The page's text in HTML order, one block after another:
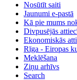
Nosūtīt saiti
Jaunumi e-pastā
Kā pie mums
Divpusējās
Ekonomiskās
Rīga - Eiropas
Meklēšana
Ziņu arhīvs
Search